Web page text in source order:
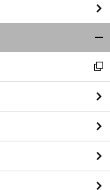
閉
る
新
し
い
ウ
ィ
ン
ド
ウ
で